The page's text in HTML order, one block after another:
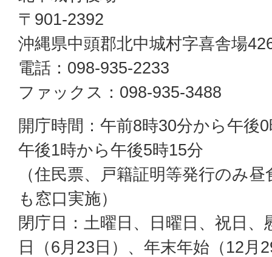
〒901-2392
沖縄県中頭郡北中城村字喜舎場
電話：098-935-2233
ファックス：098-935-3488
開庁時間：午前8時30分から午後
午後1時から午後5時15分
（住民票、戸籍証明等発行のみ昼
も窓口実施）
閉庁日：土曜日、日曜日、祝日、
日（6月23日）、年末年始（12月